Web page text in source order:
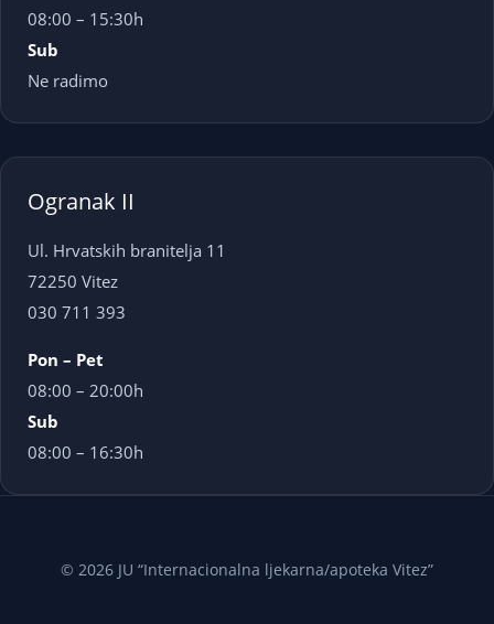
08:00 – 15:30h
Sub
Ne radimo
Ogranak II
Ul. Hrvatskih branitelja 11
72250 Vitez
030 711 393
Pon – Pet
08:00 – 20:00h
Sub
08:00 – 16:30h
© 2026 JU “Internacionalna ljekarna/apoteka Vitez”